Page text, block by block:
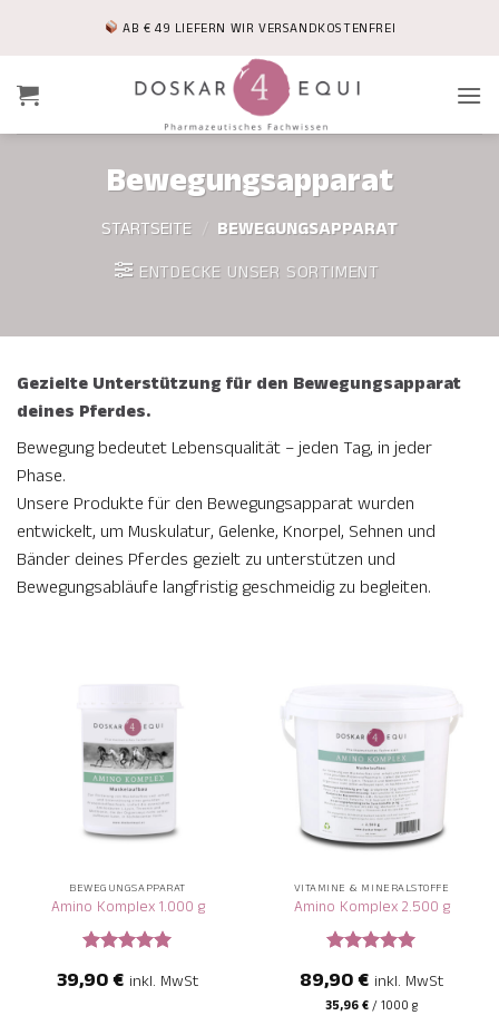
AB € 49 LIEFERN WIR VERSANDKOSTENFREI
Bewegungsapparat
STARTSEITE / BEWEGUNGSAPPARAT
ENTDECKE UNSER SORTIMENT
Gezielte Unterstützung für den Bewegungsapparat
deines Pferdes.
Bewegung bedeutet Lebensqualität – jeden Tag, in jeder
Phase.
Unsere Produkte für den Bewegungsapparat wurden
entwickelt, um Muskulatur, Gelenke, Knorpel, Sehnen und
Bänder deines Pferdes gezielt zu unterstützen und
Bewegungsabläufe langfristig geschmeidig zu begleiten.
BEWEGUNGSAPPARAT
Amino Komplex 1.000 g
mit5von
39,90€ inkl. MwSt
VITAMINE & MINERALSTOFFE
Amino Komplex 2.500 g
mit5von
5
89,90€ inkl. MwSt
35,96€/1000 g